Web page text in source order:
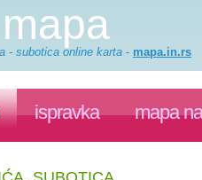
- subotica online karta - mapa.in.rs
ispravka mapa